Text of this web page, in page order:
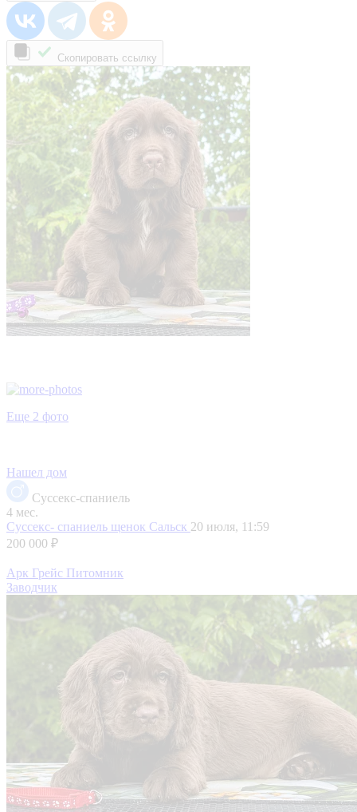
Скопировать ссылку
Еще 2 фото
Нашел дом
Суссекс-спаниель
4 мес.
Суссекс- спаниель щенок Сальск 20 июля, 11:59
200 000 ₽
Арк Грейс Питомник
Заводчик